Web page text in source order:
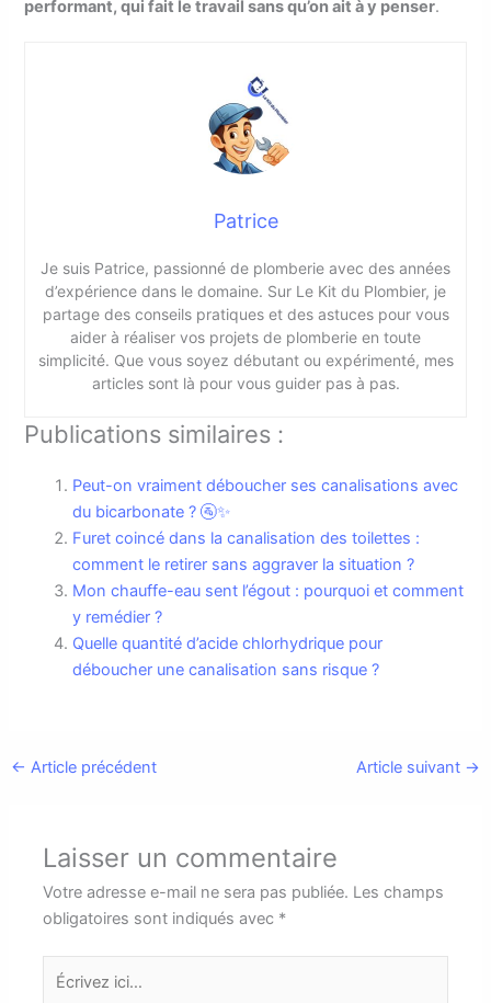
performant, qui fait le travail sans qu’on ait à y penser.
Patrice
Je suis Patrice, passionné de plomberie avec des années
d’expérience dans le domaine. Sur Le Kit du Plombier, je
partage des conseils pratiques et des astuces pour vous
aider à réaliser vos projets de plomberie en toute
simplicité. Que vous soyez débutant ou expérimenté, mes
articles sont là pour vous guider pas à pas.
Publications similaires :
Peut-on vraiment déboucher ses canalisations avec
du bicarbonate ? 🚰✨
Furet coincé dans la canalisation des toilettes :
comment le retirer sans aggraver la situation ?
Mon chauffe-eau sent l’égout : pourquoi et comment
y remédier ?
Quelle quantité d’acide chlorhydrique pour
déboucher une canalisation sans risque ?
← Article précédent Article suivant →
Laisser un commentaire
Votre adresse e-mail ne sera pas publiée. Les champs
obligatoires sont indiqués avec *
Écrivez